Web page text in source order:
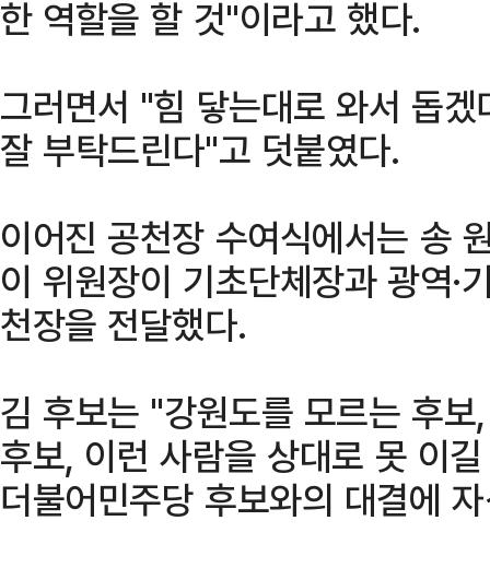
한 역할을 할 것"이라고 했다.
그러면서 "힘 닿는대로 와서 돕
잘 부탁드린다"고 덧붙였다.
이어진 공천장 수여식에서는 송
이 위원장이 기초단체장과 광역·
천장을 전달했다.
김 후보는 "강원도를 모르는 후
후보, 이런 사람을 상대로 못 이
더불어민주당 후보와의 대결에